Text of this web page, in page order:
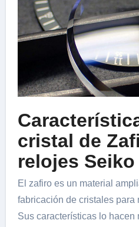
cristal de
relojes Seiko
El zafiro es un material
fabricación de cristales para
Sus características lo hacen